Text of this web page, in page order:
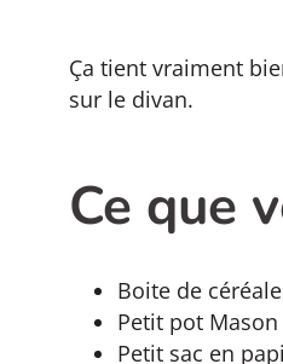
Ça tient vraiment
sur le divan.
Ce que
Boite de
Petit pot
Petit sac en